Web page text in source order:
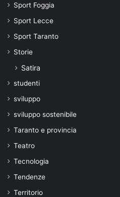
Sport Foggia
Sport Lecce
Sport Taranto
Storie
Satira
studenti
sviluppo
sviluppo sostenibile
Taranto e provincia
Teatro
Tecnologia
Tendenze
Territorio